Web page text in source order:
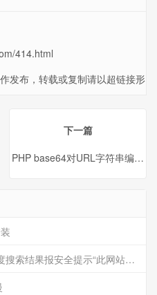
414.html
发布，转载或复制请以超链接形
符CMD
下一篇
PHP base64对URL字符串编码和
Windows EDGE浏览器访问百度搜索结果报安全提示“此网站已被人举报不安全”